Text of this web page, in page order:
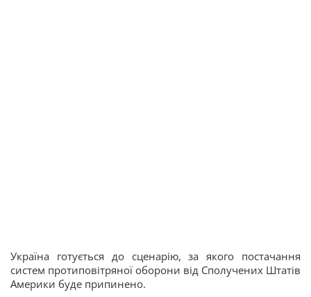
Україна готується до сценарію, за якого постачання
систем протиповітряної оборони від Сполучених Штатів
Америки буде припинено.